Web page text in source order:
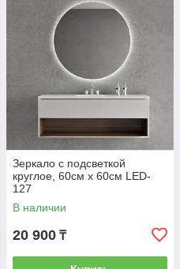
Зеркало с подсветкой
круглое, 60см х 60см LED-
127
В наличии
20 900 ₸